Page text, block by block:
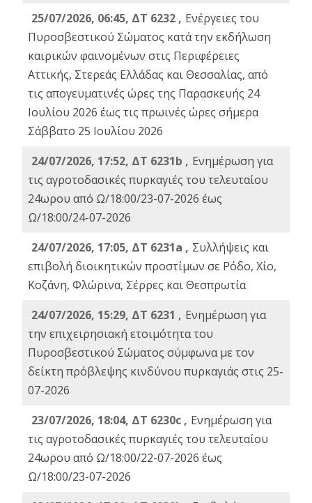
25/07/2026, 06:45, ΔΤ 6232 , Ενέργειες του
Πυροσβεστικού Σώματος κατά την εκδήλωση
καιρικών φαινομένων στις Περιφέρειες
Αττικής, Στερεάς Ελλάδας και Θεσσαλίας, από
τις απογευματινές ώρες της Παρασκευής 24
Ιουλίου 2026 έως τις πρωινές ώρες σήμερα
Σάββατο 25 Ιουλίου 2026
24/07/2026, 17:52, ΔΤ 6231b , Ενημέρωση για
τις αγροτοδασικές πυρκαγιές του τελευταίου
24ωρου από Ω/18:00/23-07-2026 έως
Ω/18:00/24-07-2026
24/07/2026, 17:05, ΔΤ 6231a , Συλλήψεις και
επιβολή διοικητικών προστίμων σε Ρόδο, Χίο,
Κοζάνη, Φλώρινα, Σέρρες και Θεσπρωτία
24/07/2026, 15:29, ΔΤ 6231 , Ενημέρωση για
την επιχειρησιακή ετοιμότητα του
Πυροσβεστικού Σώματος σύμφωνα με τον
δείκτη πρόβλεψης κινδύνου πυρκαγιάς στις 25-
07-2026
23/07/2026, 18:04, ΔΤ 6230c , Ενημέρωση για
τις αγροτοδασικές πυρκαγιές του τελευταίου
24ωρου από Ω/18:00/22-07-2026 έως
Ω/18:00/23-07-2026